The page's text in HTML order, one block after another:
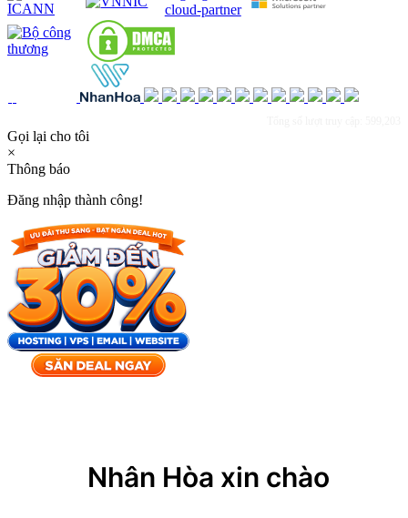
Gọi lại cho tôi
×
Thông báo
Đăng nhập thành công!
Nhân Hòa xin chào